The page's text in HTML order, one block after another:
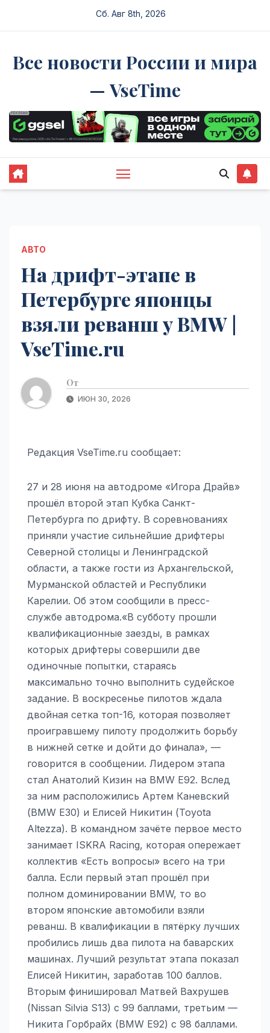
Сб. Авг 8th, 2026
Все новости России и мира
— VseTime
АВТО
На дрифт-этапе в
Петербурге японцы
взяли реванш у BMW |
VseTime.ru
От
ИЮН 30, 2026
Редакция VseTime.ru сообщает:
27 и 28 июня на автодроме «Игора Драйв»
прошёл второй этап Кубка Санкт-
Петербурга по дрифту. В соревнованиях
приняли участие сильнейшие дрифтеры
Северной столицы и Ленинградской
области, а также гости из Архангельской,
Мурманской областей и Республики
Карелии. Об этом сообщили в пресс-
службе автодрома.«В субботу прошли
квалификационные заезды, в рамках
которых дрифтеры совершили две
одиночные попытки, стараясь
максимально точно выполнить судейское
задание. В воскресенье пилотов ждала
двойная сетка топ-16, которая позволяет
проигравшему пилоту продолжить борьбу
в нижней сетке и дойти до финала», —
говорится в сообщении. Лидером этапа
стал Анатолий Кизин на BMW E92. Вслед
за ним расположились Артем Каневский
(BMW E30) и Елисей Никитин (Toyota
Altezza). В командном зачёте первое место
занимает ISKRA Racing, которая опережает
коллектив «Есть вопросы» всего на три
балла. Если первый этап прошёл при
полном доминировании BMW, то во
втором японские автомобили взяли
реванш. В квалификации в пятёрку лучших
пробились лишь два пилота на баварских
машинах. Лучший результат этапа показал
Елисей Никитин, заработав 100 баллов.
Вторым финишировал Матвей Вахрушев
(Nissan Silvia S13) с 99 баллами, третьим —
Никита Горбрайх (BMW E92) с 98 баллами.